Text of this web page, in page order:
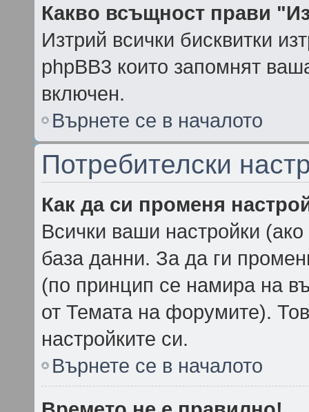
Какво всъщност прави
Изтрий всички бисквитки
phpBB3 които запомнят
включен.
Върнете се в началото
Потребителски
Как да си променя
Всички ваши настройки
база данни. За да ги
(по принцип се намира на
от Темата на форумите).
настройките си.
Върнете се в началото